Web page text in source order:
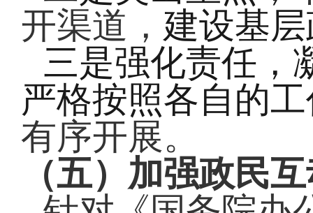
开渠道， 建设基
三是强化责任，
严格按照各自的
有序开展。
（五） 加强政民